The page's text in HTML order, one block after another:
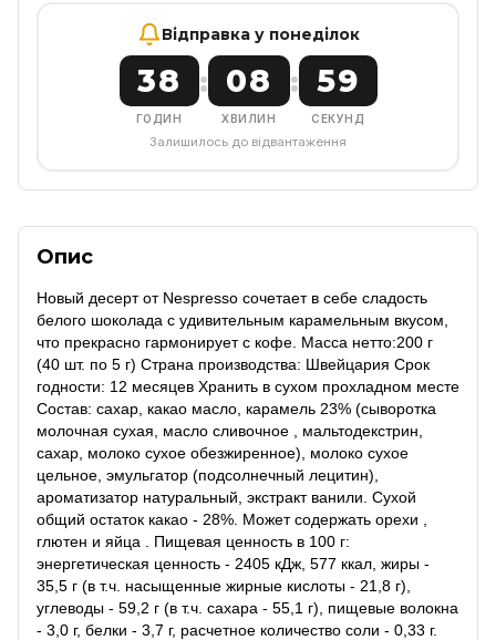
Відправка у понеділок
38
ГОДИН
: 08
ХВИЛИН
: 58
СЕКУНД
Залишилось до відвантаження
Опис
Новый десерт от Nespresso сочетает в себе сладость
белого шоколада с удивительным карамельным вкусом,
что прекрасно гармонирует с кофе. Масса нетто:200 г
(40 шт. по 5 г) Страна производства: Швейцария Срок
годности: 12 месяцев Хранить в сухом прохладном месте
Состав: сахар, какао масло, карамель 23% (сыворотка
молочная сухая, масло сливочное , мальтодекстрин,
сахар, молоко сухое обезжиренное), молоко сухое
цельное, эмульгатор (подсолнечный лецитин),
ароматизатор натуральный, экстракт ванили. Сухой
общий остаток какао - 28%. Может содержать орехи ,
глютен и яйца . Пищевая ценность в 100 г:
энергетическая ценность - 2405 кДж, 577 ккал, жиры -
35,5 г (в т.ч. насыщенные жирные кислоты - 21,8 г),
углеводы - 59,2 г (в т.ч. сахара - 55,1 г), пищевые волокна
- 3,0 г, белки - 3,7 г, расчетное количество соли - 0,33 г.